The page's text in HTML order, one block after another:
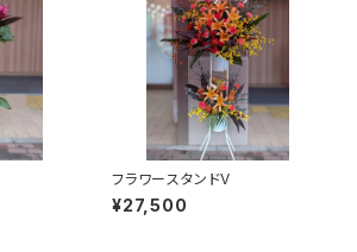
フラワースタンドV
¥27,500